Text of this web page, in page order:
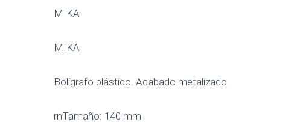
MIKA
MIKA
Bolígrafo plástico. Acabado metalizado
rnTamaño: 140 mm